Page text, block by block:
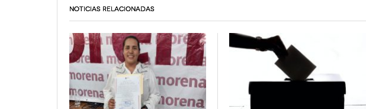
NOTICIAS RELACIONADAS